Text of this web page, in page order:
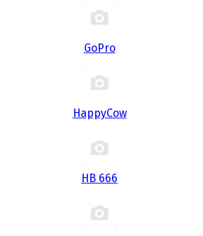
GoPro
HappyCow
HB 666